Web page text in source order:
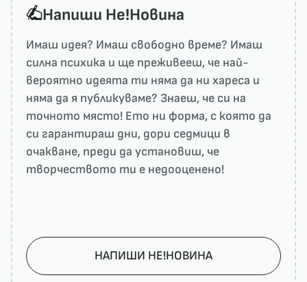
Напиши He!Новина
Имаш идея? Имаш свободно време? Имаш
силна психика и ще преживееш, че най-
вероятно идеята ти няма да ни харесa и
няма да я публикуваме? Знаеш, че си на
точното място! Ето ни форма, с която да
си гарантираш дни, дори седмици в
очакване, преди да установиш, че
творчеството ти е недооценено!
НАПИШИ НЕ!НОВИНА